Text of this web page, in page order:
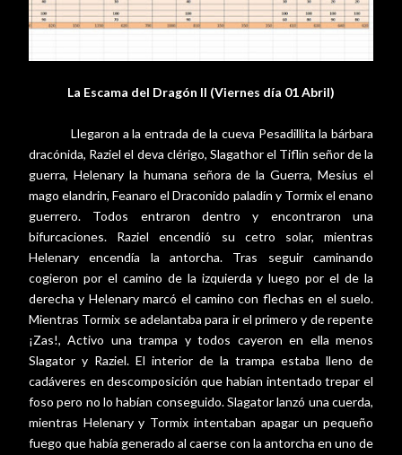
La Escama del Dragón II (Viernes día 01 Abril)
Llegaron a la entrada de la cueva Pesadillita la bárbara
dracónida, Raziel el deva clérigo, Slagathor el Tiflin señor de la
guerra, Helenary la humana señora de la Guerra, Mesius el
mago elandrin, Feanaro el Draconido paladín y Tormix el enano
guerrero. Todos entraron dentro y encontraron una
bifurcaciones. Raziel encendió su cetro solar, mientras
Helenary encendía la antorcha. Tras seguir caminando
cogieron por el camino de la izquierda y luego por el de la
derecha y Helenary marcó el camino con flechas en el suelo.
Mientras Tormix se adelantaba para ir el primero y de repente
¡Zas!, Activo una trampa y todos cayeron en ella menos
Slagator y Raziel. El interior de la trampa estaba lleno de
cadáveres en descomposición que habían intentado trepar el
foso pero no lo habían conseguido. Slagator lanzó una cuerda,
mientras Helenary y Tormix intentaban apagar un pequeño
fuego que había generado al caerse con la antorcha en uno de